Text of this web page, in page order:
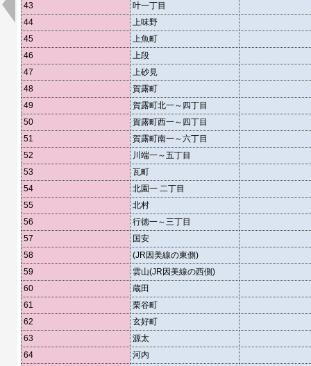
43
叶一丁目
44
上味野
45
上魚町
46
上段
47
上砂見
48
賀露町
49
賀露町北一～四丁目
50
賀露町西一～四丁目
51
賀露町南一～六丁目
52
川端一～五丁目
53
瓦町
54
北園一 二丁目
55
北村
56
行徳一～三丁目
57
国安
58
(JR因美線の東側)
59
雲山(JR因美線の西側)
60
蔵田
61
栗谷町
62
玄好町
63
源太
64
河内